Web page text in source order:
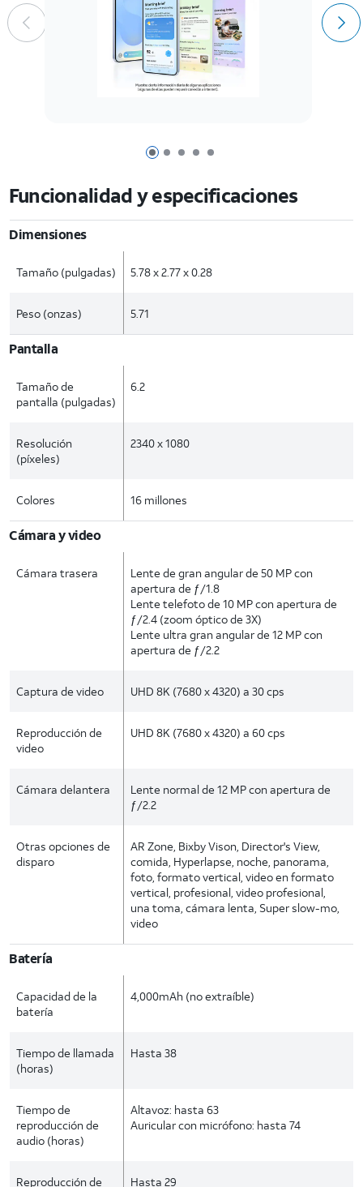
Página 1
Página 2
Página 3
Página 4
Página 5
Funcionalidad y especificaciones
Dimensiones
Tamaño (pulgadas) 5.78 x 2.77 x 0.28
Peso (onzas) 5.71
Pantalla
Tamaño de
pantalla (pulgadas)
6.2
Resolución
(píxeles)
2340 x 1080
Colores 16 millones
Cámara y video
Cámara trasera
Lente de gran angular de 50 MP con
apertura de ƒ/1.8
Lente telefoto de 10 MP con apertura de
ƒ/2.4 (zoom óptico de 3X)
Lente ultra gran angular de 12 MP con
apertura de ƒ/2.2
Captura de video UHD 8K (7680 x 4320) a 30 cps
Reproducción de
video
UHD 8K (7680 x 4320) a 60 cps
Cámara delantera
Lente normal de 12 MP con apertura de
ƒ/2.2
Otras opciones de
disparo
AR Zone, Bixby Vison, Director's View,
comida, Hyperlapse, noche, panorama,
foto, formato vertical, video en formato
vertical, profesional, video profesional,
una toma, cámara lenta, Super slow-mo,
video
Batería
Capacidad de la
batería
4,000mAh (no extraíble)
Tiempo de llamada
(horas)
Hasta 38
Tiempo de
reproducción de
audio (horas)
Altavoz: hasta 63
Auricular con micrófono: hasta 74
Reproducción de Hasta 29